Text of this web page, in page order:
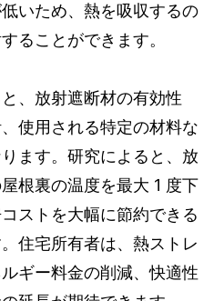
いため、熱を吸収するの
ることができます。
、放射遮断材の有効性
使用される特定の材料な
ます。研究によると、放
根裏の温度を最大 1 度下
ストを大幅に節約できる
住宅所有者は、熱ストレ
ギー料金の削減、快適性